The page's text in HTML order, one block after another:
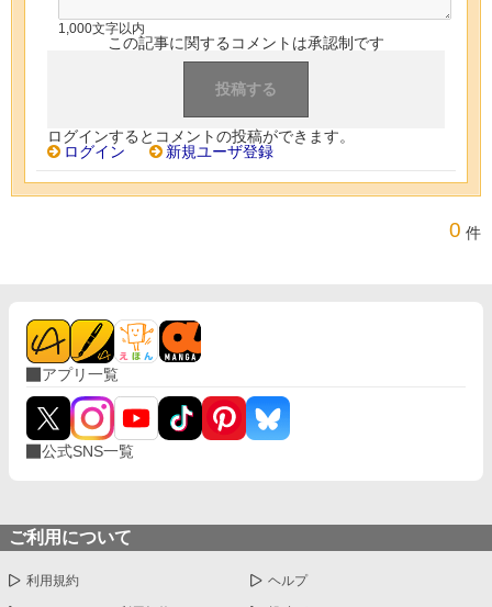
1,000文字以内
この記事に関するコメントは承認制です
ログインするとコメントの投稿ができます。
ログイン
新規ユーザ登録
0 件
アプリ一覧
公式SNS一覧
ご利用について
利用規約 ヘルプ